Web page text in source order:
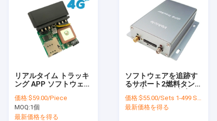
リアルタイム トラッキ
ング APP ソフトウェア
使用した 162dBm GPS
カー トラッキング
価格:$59.00/Piece
MOQ:1個
最新価格を得る
ソフトウェアを追跡す
るサポート2燃料タンク
GPSを持つ車GPSの追
跡者
価格:$55.00/Sets 1-499 Sets
最新価格を得る